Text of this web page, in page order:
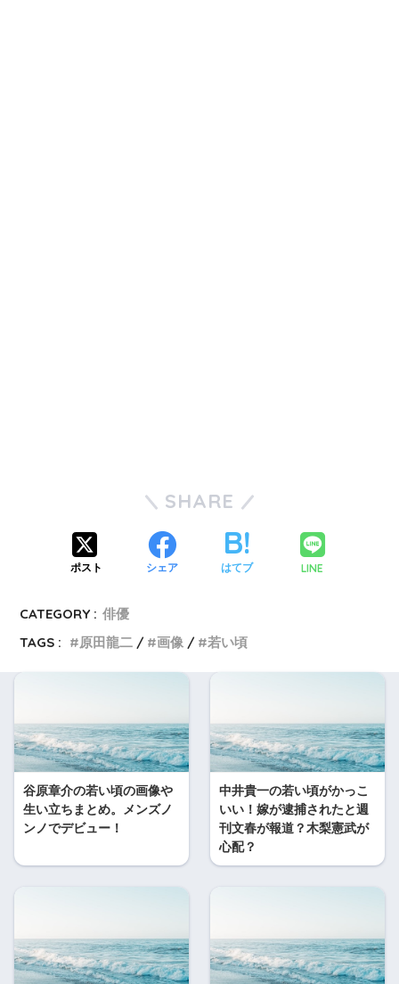
SHARE
ポスト シェア はてブ LINE
CATEGORY : 俳優
TAGS :
原田龍二 画像 若い頃
谷原章介の若い頃の画像や
生い立ちまとめ。メンズノ
ンノでデビュー！
中井貴一の若い頃がかっこ
いい！嫁が逮捕されたと週
刊文春が報道？木梨憲武が
心配？